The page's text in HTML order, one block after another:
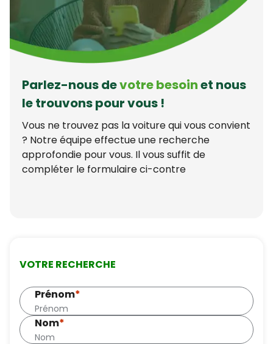
Parlez-nous devotre besoinet nous
le trouvons pour vous !
Vous ne trouvez pas la voiture qui vous convient
? Notre équipe effectue une recherche
approfondie pour vous. Il vous suffit de
compléter le formulaire ci-contre
VOTRE RECHERCHE
Prénom*
Nom*